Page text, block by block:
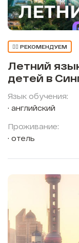
👍🏼 РЕКОМЕНДУЕМ
Летний
детей в
Язык обучения:
английский
Проживание:
отель